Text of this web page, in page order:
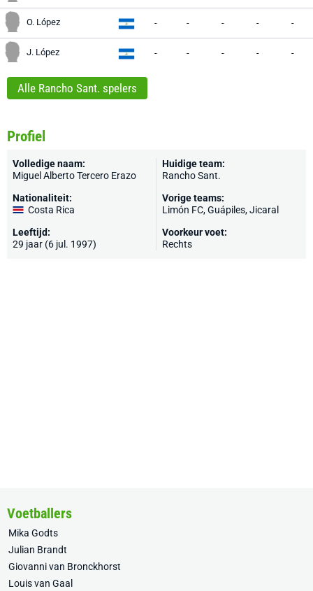
O. López - - - - -
J. López - - - - -
Alle Rancho Sant. spelers
Profiel
Volledige naam:
Miguel Alberto Tercero Erazo
Nationaliteit:
Costa Rica
Leeftijd:
29 jaar (6 jul. 1997)
Huidige team:
Rancho Sant.
Vorige teams:
Limón FC, Guápiles, Jicaral
Voorkeur voet:
Rechts
Voetballers
Mika Godts
Julian Brandt
Giovanni van Bronckhorst
Louis van Gaal